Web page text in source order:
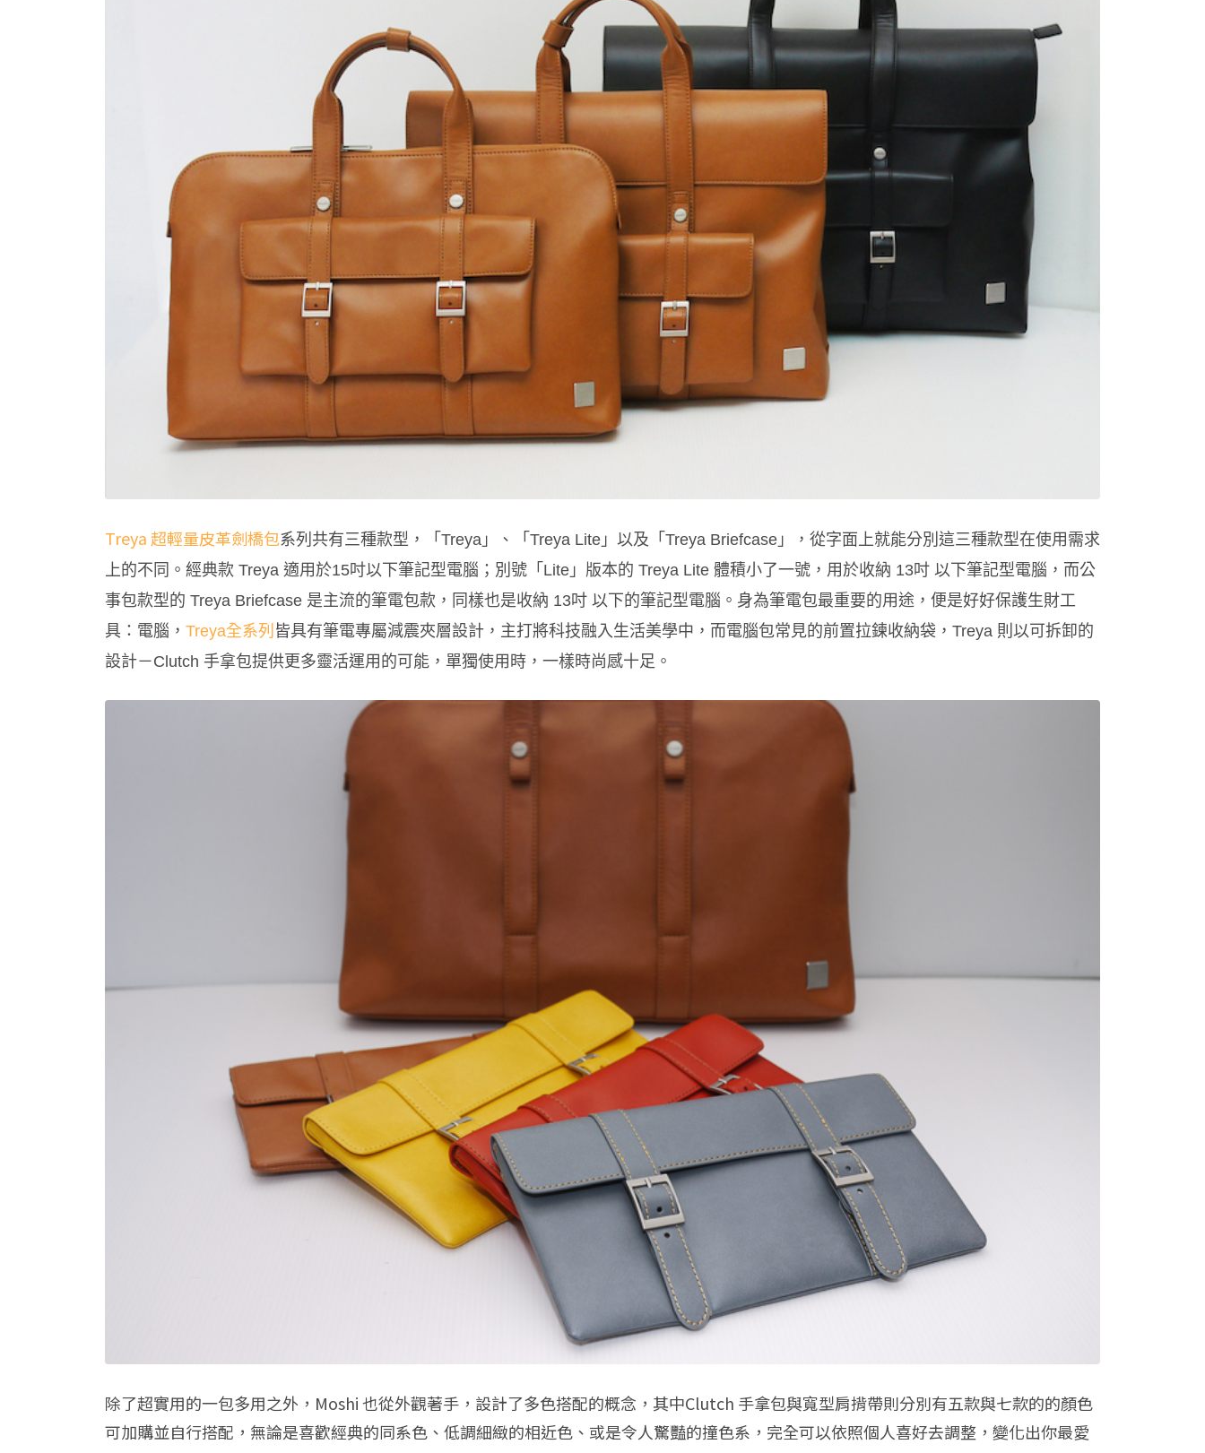
Treya 超輕量皮革劍橋包系列 共有三種款型，「Treya」、「Treya Lite」以及「Treya Briefcase」，從字面上就能分別這三種款型在使用需求
上的不同。經典款 Treya 適用於15吋以下筆記型電腦；別號「Lite」版本的 Treya Lite 體積小了一號，用於收納 13吋 以下筆記型電腦，而公
事包款型的 Treya Briefcase 是主流的筆電包款，同樣也是收納 13吋 以下的筆記型電腦。 身為筆電包最重要的用途，便是好好保護生財工
具：電腦， Treya全系列 皆具有筆電專屬減震夾層設計，主打將科技融入生活美學中，而電腦包常見的前置拉鍊收納袋，Treya 則以可拆卸的
設計－Clutch 手拿包提供更多靈活運用的可能，單獨使用時，一樣時尚感十足。
除了超實用的一包多用之外，Moshi 也從外觀著手，設計了多色搭配的概念，其中Clutch 手拿包與寬型肩揹帶則分別有五款與七款的的顏色
可加購並自行搭配，無論是喜歡經典的同系色、低調細緻的相近色、或是令人驚豔的撞色系，完全可以依照個人喜好去調整，變化出你最愛